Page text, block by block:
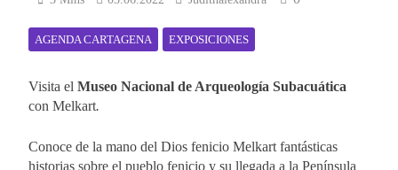
AGENDA CARTAGENA EXPOSICIONES
Visita el Museo Nacional de Arqueología Subacuática
con Melkart.
Conoce de la mano del Dios fenicio Melkart fantásticas
historias sobre el pueblo fenicio y su llegada a la Península